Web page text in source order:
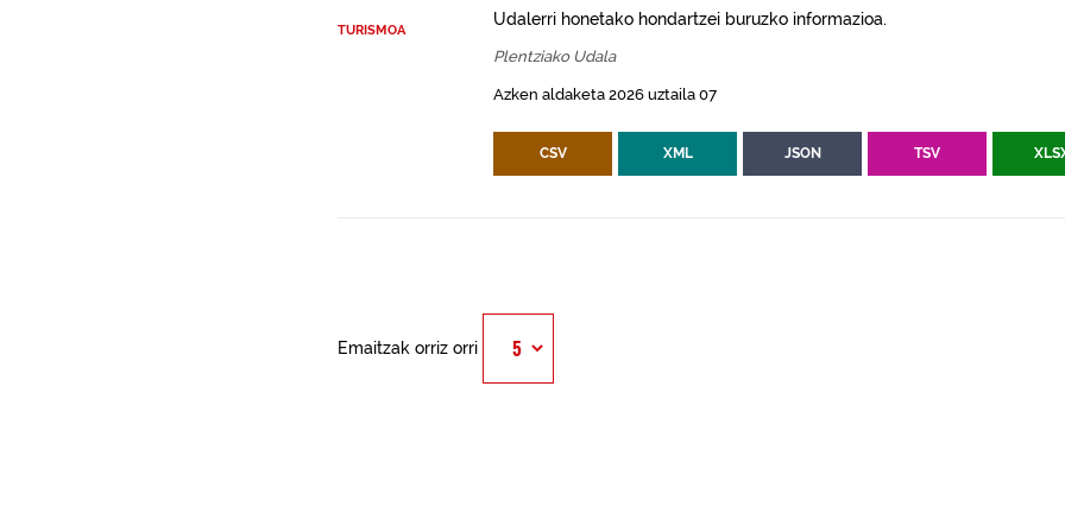
TURISMOA
Udalerri honetako hondartzei buruzko informazioa.
Plentziako Udala
Azken aldaketa 2026 uztaila 07
CSV XML JSON TSV
Emaitzak orriz orri